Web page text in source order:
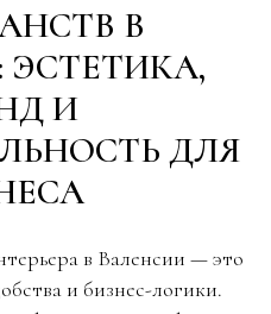
В
И
ДЛЯ
в Валенсии — это
и бизнес-логики.